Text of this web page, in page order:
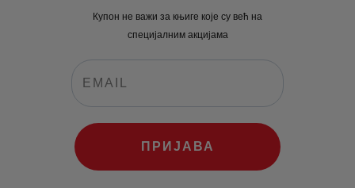
Купон не важи за књиге које су већ на
специјалним акцијама
ПРИЈАВА